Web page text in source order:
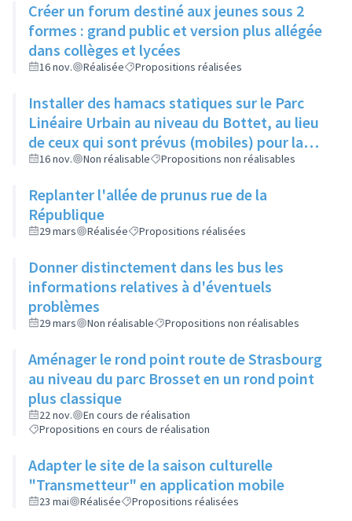
Créer un forum destiné aux jeunes sous 2
formes : grand public et version plus allégée
dans collèges et lycées
16 nov. Réalisée Propositions réalisées
Installer des hamacs statiques sur le Parc
Linéaire Urbain au niveau du Bottet, au lieu
de ceux qui sont prévus (mobiles) pour la
limiter la dangerosité
16 nov. Non réalisable Propositions non réalisables
Replanter l'allée de prunus rue de la
République
29 mars Réalisée Propositions réalisées
Donner distinctement dans les bus les
informations relatives à d'éventuels
problèmes
29 mars Non réalisable Propositions non réalisables
Aménager le rond point route de Strasbourg
au niveau du parc Brosset en un rond point
plus classique
22 nov.
En cours de réalisation
Propositions en cours de réalisation
Adapter le site de la saison culturelle
"Transmetteur" en application mobile
23 mai Réalisée Propositions réalisées